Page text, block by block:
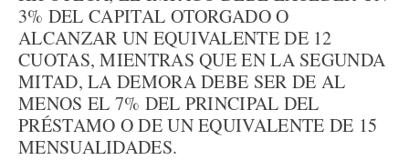
3% DEL CAPITAL OTORGADO O
ALCANZAR UN EQUIVALENTE DE 12
CUOTAS, MIENTRAS QUE EN LA SEGUNDA
MITAD, LA DEMORA DEBE SER DE AL
MENOS EL 7% DEL PRINCIPAL DEL
PRÉSTAMO O DE UN EQUIVALENTE DE 15
MENSUALIDADES.